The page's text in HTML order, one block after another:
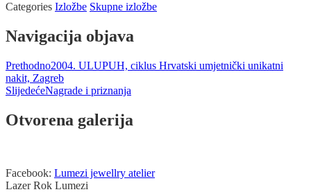
Categories Izložbe Skupne izložbe
Navigacija objava
Prethodno2004. ULUPUH, ciklus Hrvatski umjetnički unikatni
nakit, Zagreb
SlijedećeNagrade i priznanja
Otvorena galerija
Facebook: Lumezi jewellry atelier
Lazer Rok Lumezi